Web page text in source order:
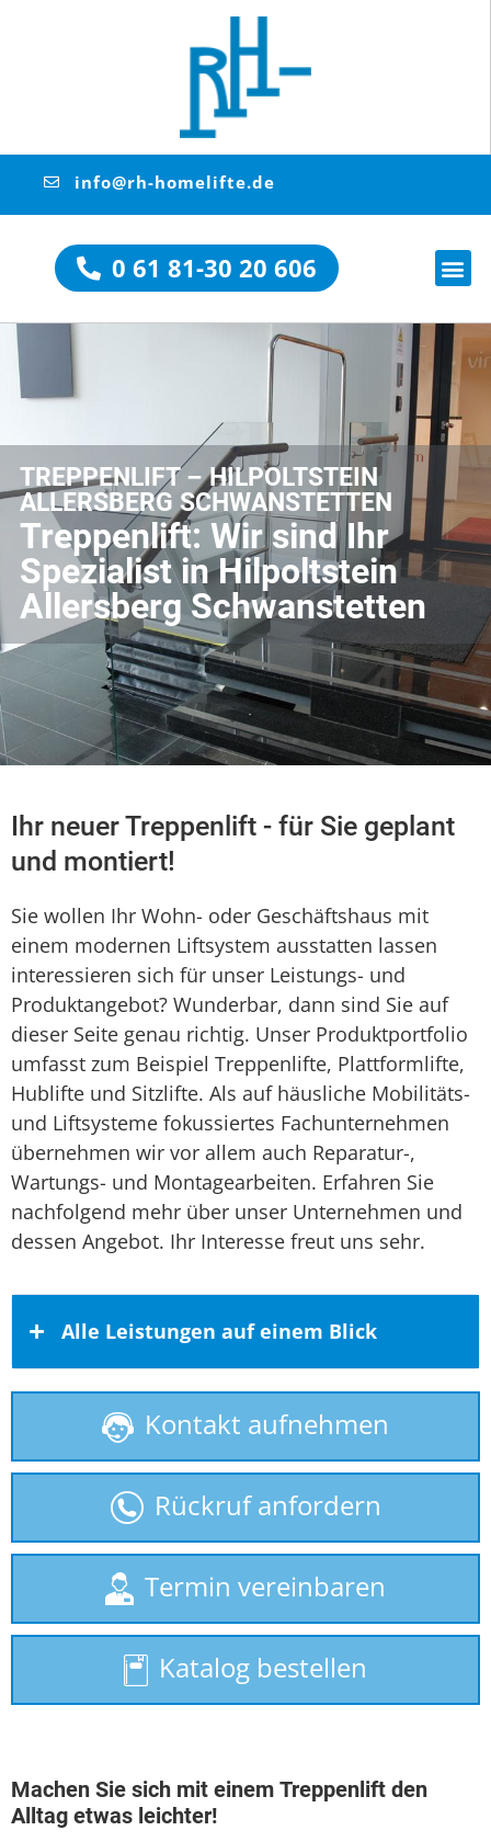
info@rh-homelifte.de
0 61 81-30 20 606
TREPPENLIFT – HILPOLTSTEIN
ALLERSBERG SCHWANSTETTEN
Treppenlift: Wir sind Ihr
Spezialist in Hilpoltstein
Allersberg Schwanstetten
Ihr neuer Treppenlift - für Sie geplant
und montiert!
Sie wollen Ihr Wohn- oder Geschäftshaus mit
einem modernen Liftsystem ausstatten lassen
interessieren sich für unser Leistungs- und
Produktangebot? Wunderbar, dann sind Sie auf
dieser Seite genau richtig. Unser Produktportfolio
umfasst zum Beispiel Treppenlifte, Plattformlifte,
Hublifte und Sitzlifte. Als auf häusliche Mobilitäts-
und Liftsysteme fokussiertes Fachunternehmen
übernehmen wir vor allem auch Reparatur-,
Wartungs- und Montagearbeiten. Erfahren Sie
nachfolgend mehr über unser Unternehmen und
dessen Angebot. Ihr Interesse freut uns sehr.
Alle Leistungen auf einem Blick
Behindertenlift
gebrauchte Treppenlifte
Homelift
Plattformlift
Rollstuhllift
Sitzlift
Treppenaufzug
Kontakt aufnehmen
Rückruf anfordern
Termin vereinbaren
Katalog bestellen
Machen Sie sich mit einem Treppenlift den
Alltag etwas leichter!